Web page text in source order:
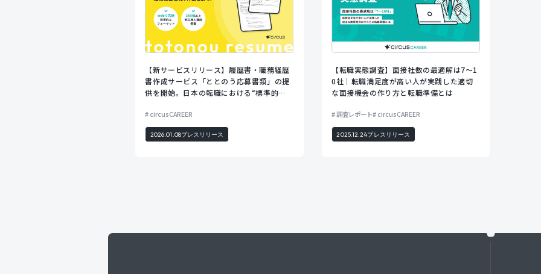
【新サービスリリース】履歴書・職務経歴
書作成サービス「ととのう応募書類」の提
供を開始。日本の転職における“標準的
作成をサポート。
circusCAREER
2026.01.08プレスリリース
【転職実態調査】面接社数の最適解は7〜1
0社｜転職満足度が高い人が実践した適切
な面接機会の作り方と転職準備とは
調査レポート circusCAREER
2025.12.24プレスリリース